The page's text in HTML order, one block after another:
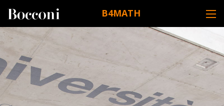
B4MATH
DESK NAVIGATION